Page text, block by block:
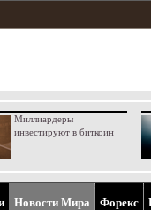
Миллиардеры
инвестируют в биткоин
Новости Мира Форекс